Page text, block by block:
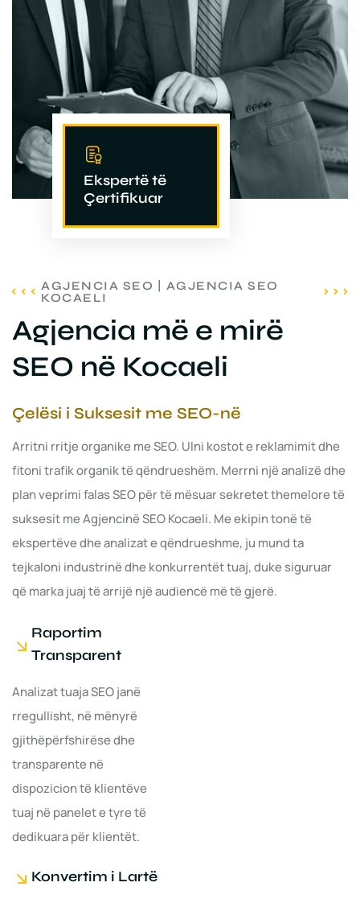
Ekspertë të
Çertifikuar
AGJENCIA SEO | AGJENCIA SEO
KOCAELI
Agjencia më e mirë
SEO në Kocaeli
Çelësi i Suksesit me SEO-në
Arritni rritje organike me SEO. Ulni kostot e reklamimit dhe
fitoni trafik organik të qëndrueshëm. Merrni një analizë dhe
plan veprimi falas SEO për të mësuar sekretet themelore të
suksesit me Agjencinë SEO Kocaeli. Me ekipin tonë të
ekspertëve dhe analizat e qëndrueshme, ju mund ta
tejkaloni industrinë dhe konkurrentët tuaj, duke siguruar
që marka juaj të arrijë një audiencë më të gjerë.
Raportim
Transparent
Analizat tuaja SEO janë
rregullisht, në mënyrë
gjithëpërfshirëse dhe
transparente në
dispozicion të klientëve
tuaj në panelet e tyre të
dedikuara për klientët.
Konvertim i Lartë